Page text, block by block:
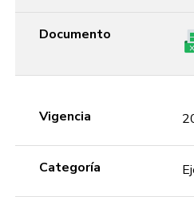
Documento
Vigencia
Categoría